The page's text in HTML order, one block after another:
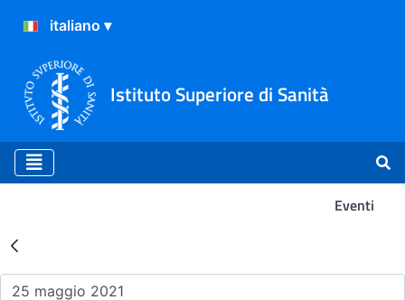
Istituto Superiore di Sanità
Eventi
Risultati della Ricerca -